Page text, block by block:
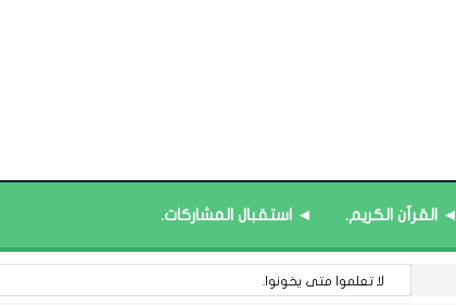
◄ القرآن الكريم. ◄ استقبال المشاركات.
لا تعلموا متى يخونوا.